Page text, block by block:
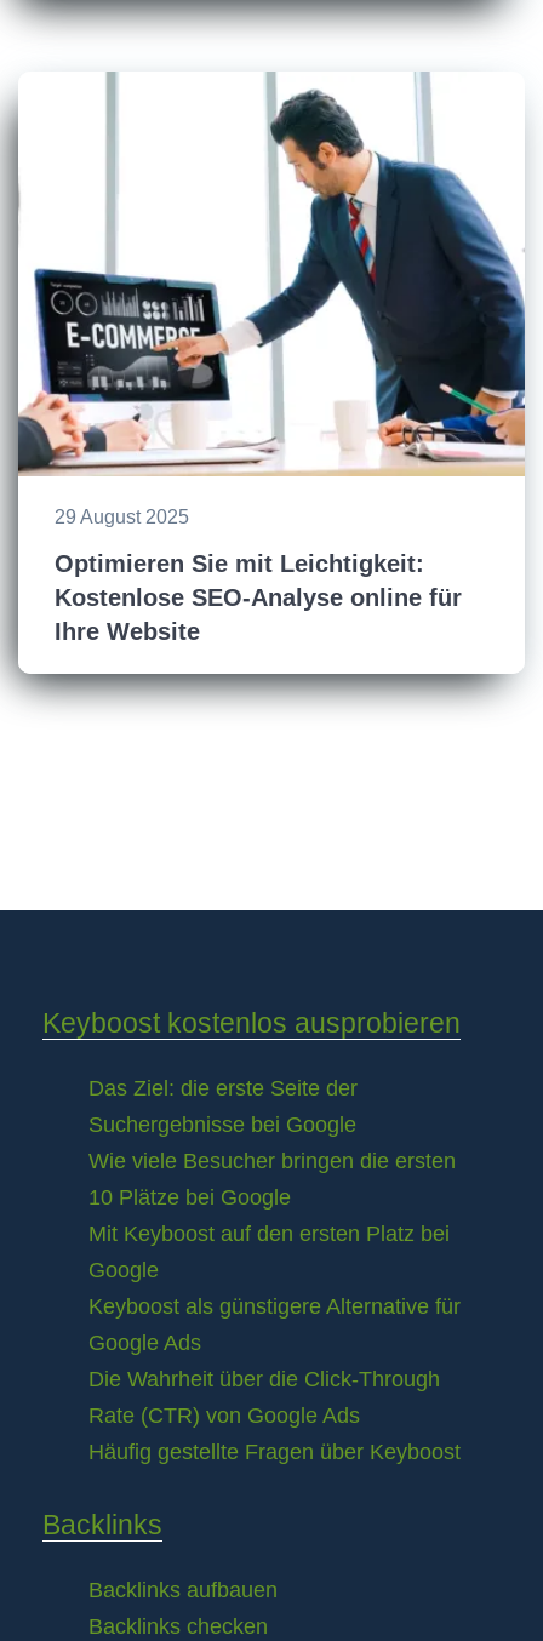
29 August 2025
Optimieren Sie mit Leichtigkeit:
Kostenlose SEO-Analyse online für
Ihre Website
Keyboost kostenlos ausprobieren
Das Ziel: die erste Seite der
Suchergebnisse bei Google
Wie viele Besucher bringen die ersten
10 Plätze bei Google
Mit Keyboost auf den ersten Platz bei
Google
Keyboost als günstigere Alternative für
Google Ads
Die Wahrheit über die Click-Through
Rate (CTR) von Google Ads
Häufig gestellte Fragen über Keyboost
Backlinks
Backlinks aufbauen
Backlinks checken